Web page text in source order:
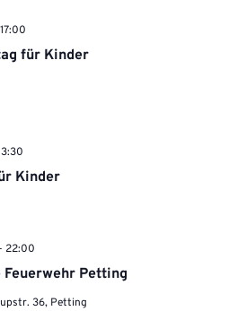
für Kinder
17:00
Kinder
Petting
- 22:00
36, Petting